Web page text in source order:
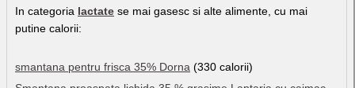
In categoria lactate se mai gasesc si alte alimente, cu mai
putine calorii:
smantana pentru frisca 35% Dorna (330 calorii)